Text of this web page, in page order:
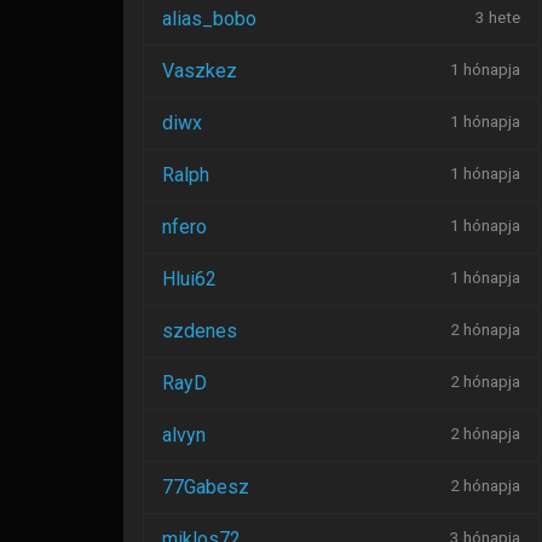
alias_bobo 3 hete
Vaszkez 1 hónapja
diwx 1 hónapja
Ralph 1 hónapja
nfero 1 hónapja
Hlui62 1 hónapja
szdenes 2 hónapja
RayD 2 hónapja
alvyn 2 hónapja
77Gabesz 2 hónapja
3 hónapja